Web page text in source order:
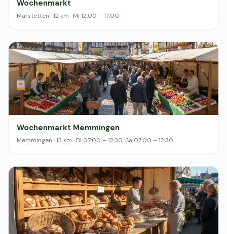
Wochenmarkt
Marstetten · 12 km · Mi 12:00 – 17:00
Wochenmarkt Memmingen
Memmingen · 13 km · Di 07:00 – 12:30, Sa 07:00 – 12:30